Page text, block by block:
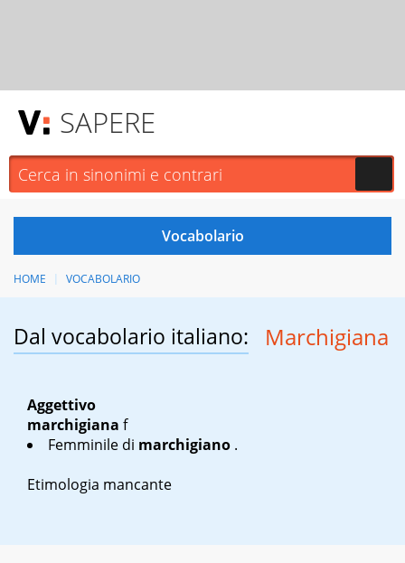
SAPERE
HOME VOCABOLARIO
Dal vocabolario italiano: Marchigiana
Aggettivo
marchigiana f
Femminile di marchigiano .
Etimologia mancante